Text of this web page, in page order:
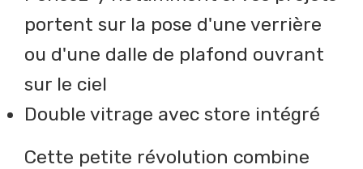
portent sur la pose d'une verrière
ou d'une dalle de plafond ouvrant
sur le ciel
Double vitrage avec store intégré
Cette petite révolution combine